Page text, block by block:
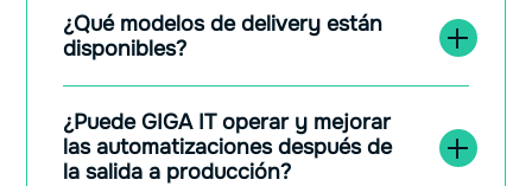
¿Qué modelos de delivery están
disponibles?
¿Puede GIGA IT operar y mejorar
las automatizaciones después de
la salida a producción?